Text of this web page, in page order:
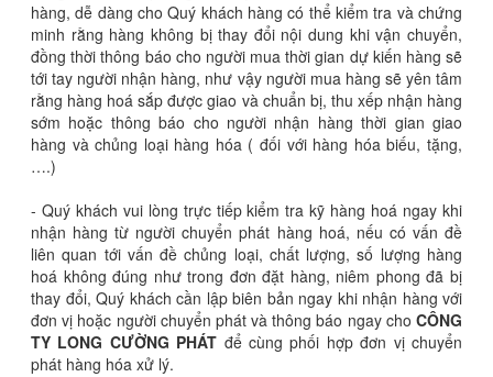
hàng, dễ dàng cho Quý khách hàng có thể kiểm tra và chứng
minh rằng hàng không bị thay đổi nội dung khi vận chuyển,
đồng thời thông báo cho người mua thời gian dự kiến hàng sẽ
tới tay người nhận hàng, như vậy người mua hàng sẽ yên tâm
rằng hàng hoá sắp được giao và chuẩn bị, thu xếp nhận hàng
sớm hoặc thông báo cho người nhận hàng thời gian giao
hàng và chủng loại hàng hóa ( đối với hàng hóa biếu, tặng,
….)
- Quý khách vui lòng trực tiếp kiểm tra kỹ hàng hoá ngay khi
nhận hàng từ người chuyển phát hàng hoá, nếu có vấn đề
liên quan tới vấn đề chủng loại, chất lượng, số lượng hàng
hoá không đúng như trong đơn đặt hàng, niêm phong đã bị
thay đổi, Quý khách cần lập biên bản ngay khi nhận hàng với
đơn vị hoặc người chuyển phát và thông báo ngay cho CÔNG
TY LONG CƯỜNG PHÁT để cùng phối hợp đơn vị chuyển
phát hàng hóa xử lý.